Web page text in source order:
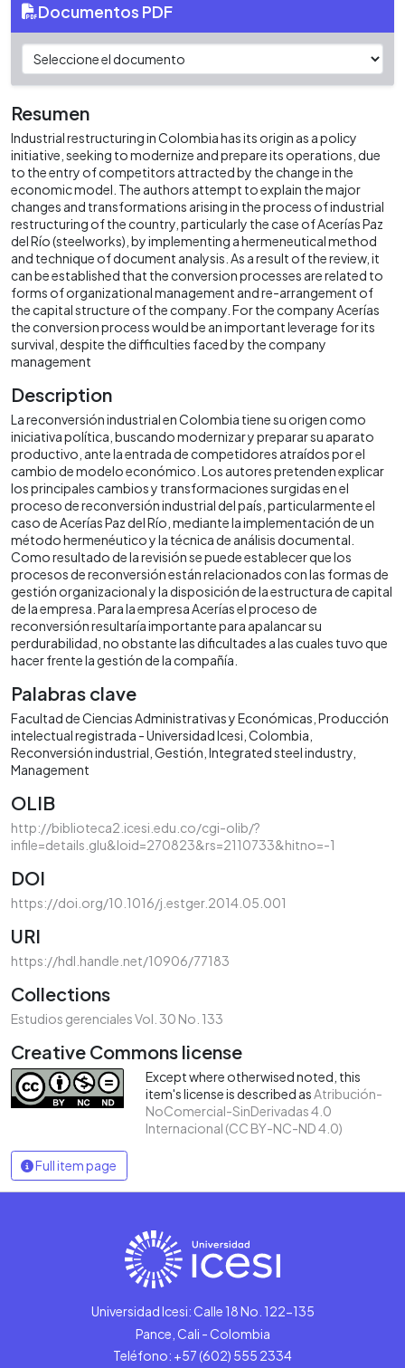
Documentos PDF
Resumen
Industrial restructuring in Colombia has its origin as a policy
initiative, seeking to modernize and prepare its operations, due
to the entry of competitors attracted by the change in the
economic model. The authors attempt to explain the major
changes and transformations arising in the process of industrial
restructuring of the country, particularly the case of Acerías Paz
del Río (steelworks), by implementing a hermeneutical method
and technique of document analysis. As a result of the review, it
can be established that the conversion processes are related to
forms of organizational management and re-arrangement of
the capital structure of the company. For the company Acerías
the conversion process would be an important leverage for its
survival, despite the difficulties faced by the company
management
Description
La reconversión industrial en Colombia tiene su origen como
iniciativa política, buscando modernizar y preparar su aparato
productivo, ante la entrada de competidores atraídos por el
cambio de modelo económico. Los autores pretenden explicar
los principales cambios y transformaciones surgidas en el
proceso de reconversión industrial del país, particularmente el
caso de Acerías Paz del Río, mediante la implementación de un
método hermenéutico y la técnica de análisis documental.
Como resultado de la revisión se puede establecer que los
procesos de reconversión están relacionados con las formas de
gestión organizacional y la disposición de la estructura de capital
de la empresa. Para la empresa Acerías el proceso de
reconversión resultaría importante para apalancar su
perdurabilidad, no obstante las dificultades a las cuales tuvo que
hacer frente la gestión de la compañía.
Palabras clave
Facultad de Ciencias Administrativas y Económicas Producción
intelectual registrada - Universidad Icesi Colombia
Reconversión industrial Gestión Integrated steel industry
Management
OLIB
http://biblioteca2.icesi.edu.co/cgi-olib/?
infile=details.glu&loid=270823&rs=2110733&hitno=-1
DOI
https://doi.org/10.1016/j.estger.2014.05.001
URI
https://hdl.handle.net/10906/77183
Collections
Estudios gerenciales Vol. 30 No. 133
Creative Commons license
Except where otherwised noted, this
item's license is described asAtribución-
NoComercial-SinDerivadas 4.0
Internacional (CC BY-NC-ND 4.0)
Full item page
Universidad Icesi: Calle 18 No. 122-135
Pance, Cali - Colombia
Teléfono: +57 (602) 555 2334